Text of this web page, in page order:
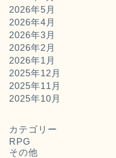
2026年5月
2026年4月
2026年3月
2026年2月
2026年1月
2025年12月
2025年11月
2025年10月
カテゴリー
RPG
その他